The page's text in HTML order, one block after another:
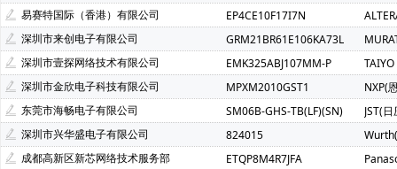
AMP NETCONNECT(1)
Power Dynamics Inc(1)
无锡紫光微(1)
Nsiway(纳芯威)(1)
xysemi(赛芯微)(1)
BRIGHTEK(弘凯光电)(1)
Magn Tek(麦歌恩)(1)
TMI(拓
BUSSMANN(巴斯曼)(1)
易赛特国际（香港）有限公司
EP4CE10F17I7N
深圳市来创电子有限公司
GRM21BR61E106KA73L
深圳市壹探网络技术有限公司
EMK325ABJ107MM-P
深圳市金欣电子科技有限公司
MPXM2010GST1
NXP(
东莞市海畅电子有限公司
SM06B-GHS-TB(LF)(SN)
JST(
深圳市兴华盛电子有限公司
824015
成都高新区新芯网络技术服务部
ETQP8M4R7JFA